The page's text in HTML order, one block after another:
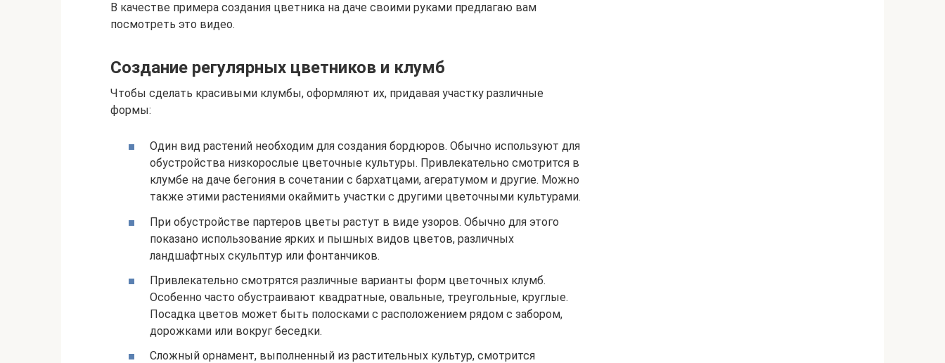
В качестве примера создания цветника на даче своими руками предлагаю вам
посмотреть это видео.
Создание регулярных цветников и клумб
Чтобы сделать красивыми клумбы, оформляют их, придавая участку различные
формы:
Один вид растений необходим для создания бордюров. Обычно используют для
обустройства низкорослые цветочные культуры. Привлекательно смотрится в
клумбе на даче бегония в сочетании с бархатцами, агератумом и другие. Можно
также этими растениями окаймить участки с другими цветочными культурами.
При обустройстве партеров цветы растут в виде узоров. Обычно для этого
показано использование ярких и пышных видов цветов, различных
ландшафтных скульптур или фонтанчиков.
Привлекательно смотрятся различные варианты форм цветочных клумб.
Особенно часто обустраивают квадратные, овальные, треугольные, круглые.
Посадка цветов может быть полосками с расположением рядом с забором,
дорожками или вокруг беседки.
Сложный орнамент, выполненный из растительных культур, смотрится